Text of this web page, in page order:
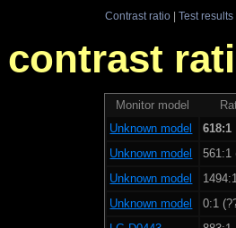
Contrast ratio| Test results
Monitor model
Unknown model
618:1
Unknown model
561:1
Unknown model
Unknown model
0:1